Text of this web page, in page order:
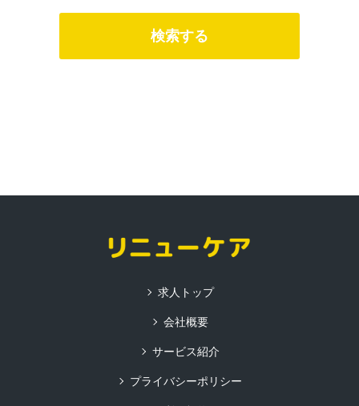
求人トップ
会社概要
サービス紹介
プライバシーポリシー